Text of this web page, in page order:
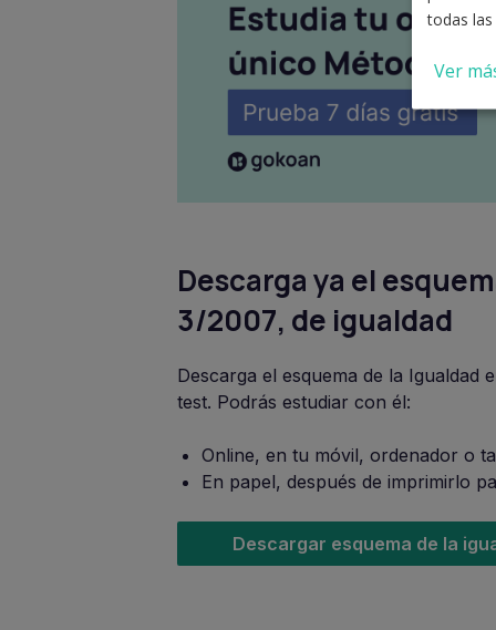
Descarga ya el
3/2007, de igualdad
Descarga el esquema de la
test. Podrás estudiar con él:
Online, en tu móvil, ordenador o
En papel, después de imprimirlo
Descargar esquema de la
todas
Ver